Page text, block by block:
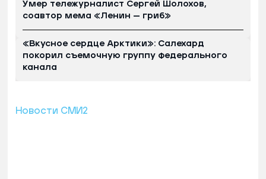
Умер тележурналист Сергей Шолохов,
соавтор мема «Ленин — гриб»
«Вкусное сердце Арктики»: Салехард
покорил съемочную группу федерального
канала
Новости СМИ2